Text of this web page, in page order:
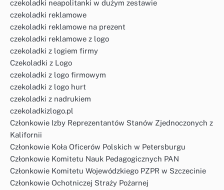
czekoladki neapolitanki w dużym zestawie
czekoladki reklamowe
czekoladki reklamowe na prezent
czekoladki reklamowe z logo
czekoladki z logiem firmy
Czekoladki z Logo
czekoladki z logo firmowym
czekoladki z logo hurt
czekoladki z nadrukiem
czekoladkizlogo.pl
Członkowie Izby Reprezentantów Stanów Zjednoczonych z
Kalifornii
Członkowie Koła Oficerów Polskich w Petersburgu
Członkowie Komitetu Nauk Pedagogicznych PAN
Członkowie Komitetu Wojewódzkiego PZPR w Szczecinie
Członkowie Ochotniczej Straży Pożarnej